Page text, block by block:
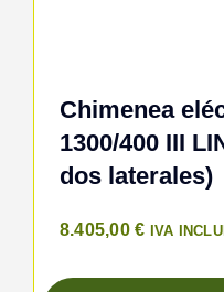
Chimenea
1300/400 III
dos laterales)
8.405,00€ IVA